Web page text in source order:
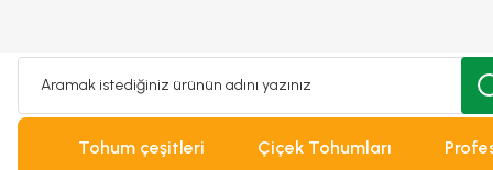
Tohum çeşitleri Çiçek Tohumları